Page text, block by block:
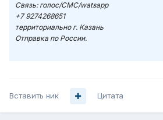
Связь: голос/СМС/watsapp
+7 9274268651
территориально г. Казань
Отправка по России.
Вставить ник Цитата